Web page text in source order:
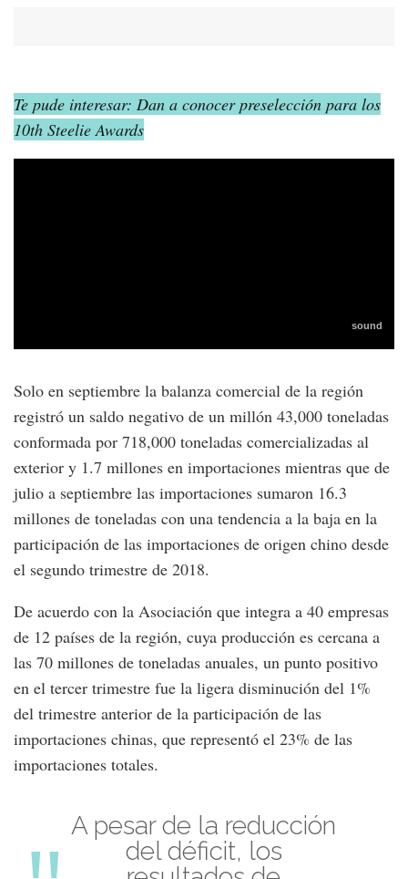
Te pude interesar: Dan a conocer preselección para los
10th Steelie Awards
Solo en septiembre la balanza comercial de la región
registró un saldo negativo de un millón 43,000 toneladas
conformada por 718,000 toneladas comercializadas al
exterior y 1.7 millones en importaciones mientras que de
julio a septiembre las importaciones sumaron 16.3
millones de toneladas con una tendencia a la baja en la
participación de las importaciones de origen chino desde
el segundo trimestre de 2018.
De acuerdo con la Asociación que integra a 40 empresas
de 12 países de la región, cuya producción es cercana a
las 70 millones de toneladas anuales, un punto positivo
en el tercer trimestre fue la ligera disminución del 1%
del trimestre anterior de la participación de las
importaciones chinas, que representó el 23% de las
importaciones totales.
A pesar de la reducción
del déficit, los